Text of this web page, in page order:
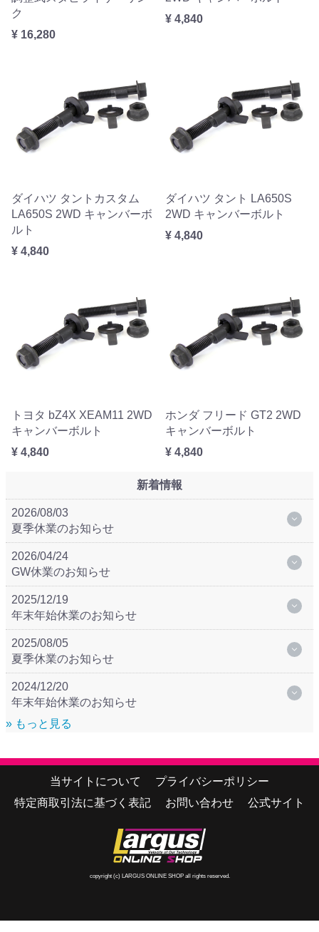
ク
¥ 16,280
¥ 4,840
ダイハツ タントカスタム
LA650S 2WD キャンバーボ
ルト
¥ 4,840
ダイハツ タント LA650S
2WD キャンバーボルト
¥ 4,840
トヨタ bZ4X XEAM11 2WD
キャンバーボルト
¥ 4,840
ホンダ フリード GT2 2WD
キャンバーボルト
¥ 4,840
新着情報
2026/08/03
夏季休業のお知らせ
2026/04/24
GW休業のお知らせ
2025/12/19
年末年始休業のお知らせ
2025/08/05
夏季休業のお知らせ
2024/12/20
年末年始休業のお知らせ
» もっと見る
当サイトについて
プライバシーポリシー
特定商取引法に基づく表記
お問い合わせ 公式サイト
copyright (c) LARGUS ONLINE SHOP all rights reserved.